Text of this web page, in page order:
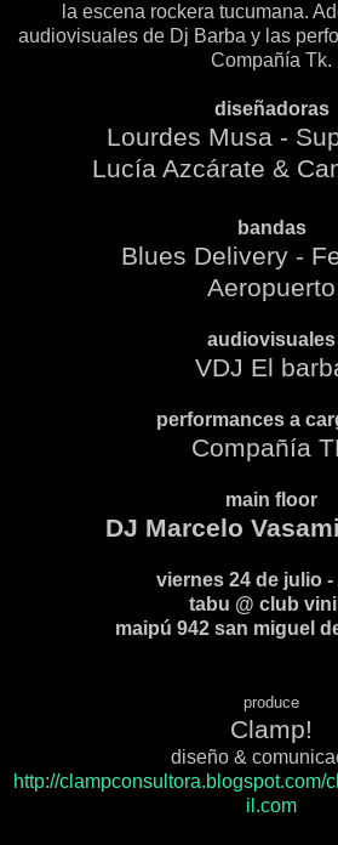
la escena rockera tucumana.
audiovisuales de Dj Barba y las
Compañía Tk.
diseñadoras
Lourdes Musa -
Lucía Azcárate &
bandas
Blues Delivery -
Aeropuerto
audiovisuales
VDJ El
performances a
Compañía
main floor
DJ Marcelo
viernes 24 de julio -
tabu @ club
maipú 942 san miguel
produce
Clamp!
diseño &
http://clampconsultora.blogspot.com/
il.com